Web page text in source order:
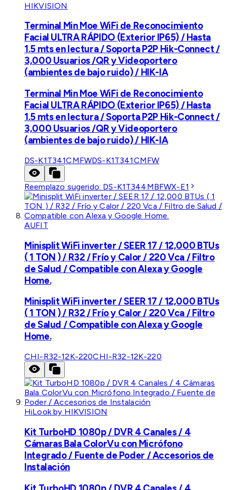
HIKVISION
Terminal Min Moe WiFi de Reconocimiento
Facial ULTRA RÁPIDO (Exterior IP65) / Hasta
1.5 mts en lectura / Soporta P2P Hik-Connect /
3,000 Usuarios /QR y Videoportero
(ambientes de bajo ruido) / HIK-IA
Terminal Min Moe WiFi de Reconocimiento
Facial ULTRA RÁPIDO (Exterior IP65) / Hasta
1.5 mts en lectura / Soporta P2P Hik-Connect /
3,000 Usuarios /QR y Videoportero
(ambientes de bajo ruido) / HIK-IA
DS-K1T341CMFWDS-K1T341CMFW
Reemplazo sugerido: DS-K1T344MBFWX-E1
AUFIT
Minisplit WiFi inverter / SEER 17 / 12,000 BTUs
( 1 TON ) / R32 / Frío y Calor / 220 Vca / Filtro
de Salud / Compatible con Alexa y Google
Home.
Minisplit WiFi inverter / SEER 17 / 12,000 BTUs
( 1 TON ) / R32 / Frío y Calor / 220 Vca / Filtro
de Salud / Compatible con Alexa y Google
Home.
CHI-R32-12K-220CHI-R32-12K-220
HiLook by HIKVISION
Kit TurboHD 1080p / DVR 4 Canales / 4
Cámaras Bala ColorVu con Micrófono
Integrado / Fuente de Poder / Accesorios de
Instalación